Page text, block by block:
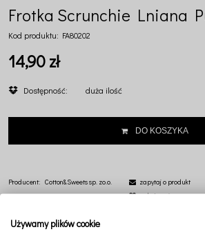
Frotka Scrunchie Lniana
Kod produktu: FA80202
14,90 zł
Dostępność: duża ilość
DO KOSZYKA
Producent: Cotton&Sweets sp. zo.o.
zapytaj o produkt
poleć znajomemu
Używamy plików cookie